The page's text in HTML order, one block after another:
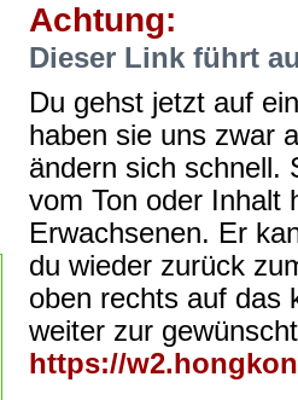
Achtung:
Dieser Link führt
Du gehst jetzt auf
haben sie uns zwar
ändern sich schnell.
vom Ton oder Inhalt
Erwachsenen. Er
du wieder zurück
oben rechts auf das
weiter zur
https://